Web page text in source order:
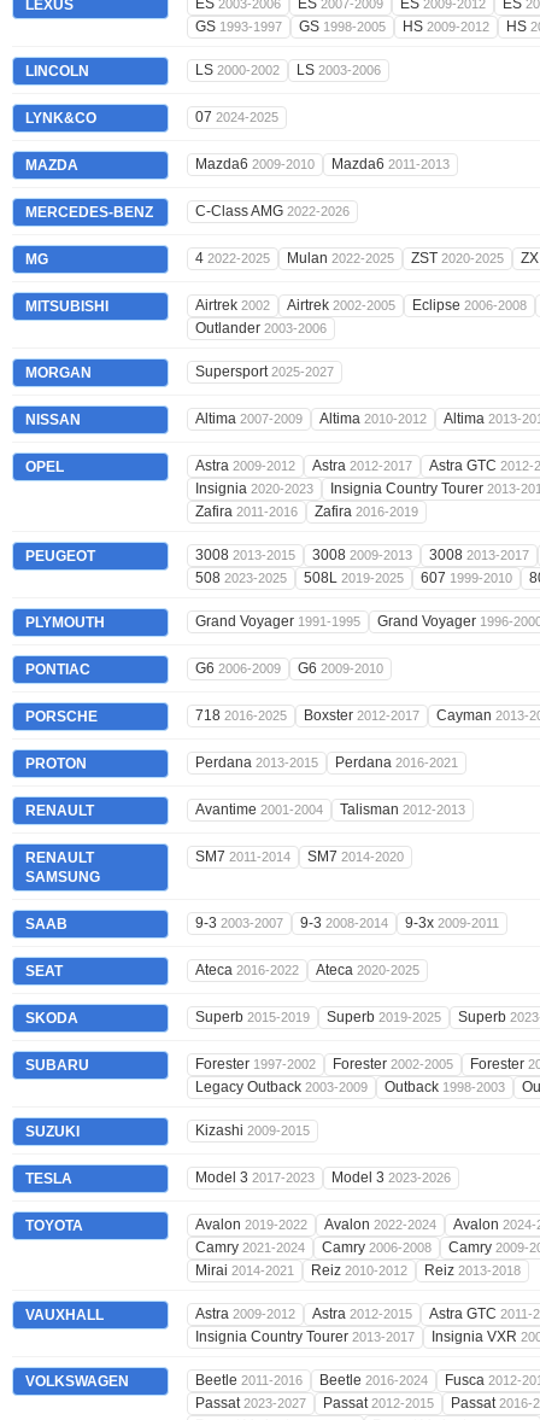
LEXUS ES 2003-2006 ES 2007-2009 ES 2009-2012 ES
GS 1993-1997 GS 1998-2005 HS 2009-2012 HS
LINCOLN LS 2000-2002 LS 2003-2006
LYNK&CO 07 2024-2025
MAZDA Mazda6 2009-2010 Mazda6 2011-2013
MERCEDES-BENZ C-Class AMG 2022-2026
MG 4 2022-2025 Mulan 2022-2025 ZST 2020-2025
MITSUBISHI Airtrek 2002 Airtrek 2002-2005 Eclipse 2006-2008
Outlander 2003-2006
MORGAN Supersport2025-2027
NISSAN Altima 2007-2009 Altima 2010-2012 Altima 2013-
OPEL Astra 2009-2012 Astra 2012-2017 Astra GTC 2012-
Insignia 2020-2023 Insignia Country Tourer 2013-
Zafira 2011-2016 Zafira 2016-2019
PEUGEOT 3008 2013-2015 3008 2009-2013 3008 2013-2017
508 2023-2025 508L 2019-2025 607 1999-2010
PLYMOUTH Grand Voyager 1991-1995 Grand Voyager 1996-
PONTIAC G6 2006-2009 G6 2009-2010
PORSCHE 718 2016-2025 Boxster 2012-2017 Cayman 2013-
PROTON Perdana 2013-2015 Perdana 2016-2021
RENAULT Avantime 2001-2004 Talisman 2012-2013
RENAULT
SAMSUNG
SM7 2011-2014 SM7 2014-2020
SAAB 9-3 2003-2007 9-3 2008-2014 9-3x 2009-2011
SEAT Ateca 2016-2022 Ateca 2020-2025
SKODA Superb 2015-2019 Superb 2019-2025 Superb
SUBARU Forester 1997-2002 Forester 2002-2005 Forester
Legacy Outback 2003-2009 Outback 1998-2003
SUZUKI Kizashi 2009-2015
TESLA Model 3 2017-2023 Model 3 2023-2026
TOYOTA Avalon 2019-2022 Avalon 2022-2024 Avalon 2024-
Camry 2021-2024 Camry 2006-2008 Camry 2009-
Mirai 2014-2021 Reiz 2010-2012 Reiz 2013-2018
VAUXHALL Astra 2009-2012 Astra 2012-2015 Astra GTC 2011-
Insignia Country Tourer 2013-2017 Insignia VXR
VOLKSWAGEN Beetle 2011-2016 Beetle 2016-2024 Fusca 2012-
Passat2023-2027 Passat2012-2015 Passat2016-